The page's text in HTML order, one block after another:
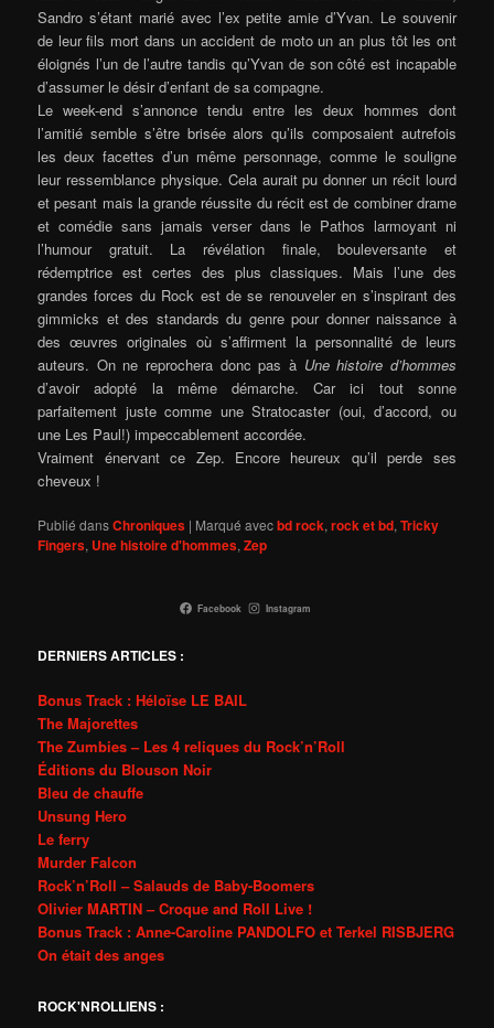
Sandro s’étant marié avec l’ex petite amie d’Yvan. Le souvenir
de leur fils mort dans un accident de moto un an plus tôt les ont
éloignés l’un de l’autre tandis qu’Yvan de son côté est incapable
d’assumer le désir d’enfant de sa compagne.
Le week-end s’annonce tendu entre les deux hommes dont
l’amitié semble s’être brisée alors qu’ils composaient autrefois
les deux facettes d’un même personnage, comme le souligne
leur ressemblance physique. Cela aurait pu donner un récit lourd
et pesant mais la grande réussite du récit est de combiner drame
et comédie sans jamais verser dans le Pathos larmoyant ni
l’humour gratuit. La révélation finale, bouleversante et
rédemptrice est certes des plus classiques. Mais l’une des
grandes forces du Rock est de se renouveler en s’inspirant des
gimmicks et des standards du genre pour donner naissance à
des œuvres originales où s’affirment la personnalité de leurs
auteurs. On ne reprochera donc pas à Une histoire d’hommes
d’avoir adopté la même démarche. Car ici tout sonne
parfaitement juste comme une Stratocaster (oui, d’accord, ou
une Les Paul!) impeccablement accordée.
Vraiment énervant ce Zep. Encore heureux qu’il perde ses
cheveux !
Publié dansChroniques | Marqué avecbd rock,rock et bd,Tricky
Fingers, Une histoire d'hommes,Zep
Facebook Instagram
DERNIERS ARTICLES :
Bonus Track : Héloïse LE BAIL
The Majorettes
The Zumbies – Les 4 reliques du Rock’n’Roll
Éditions du Blouson Noir
Bleu de chauffe
Unsung Hero
Le ferry
Murder Falcon
Rock’n’Roll – Salauds de Baby-Boomers
Olivier MARTIN – Croque and Roll Live !
Bonus Track : Anne-Caroline PANDOLFO et Terkel RISBJERG
On était des anges
ROCK'NROLLIENS :